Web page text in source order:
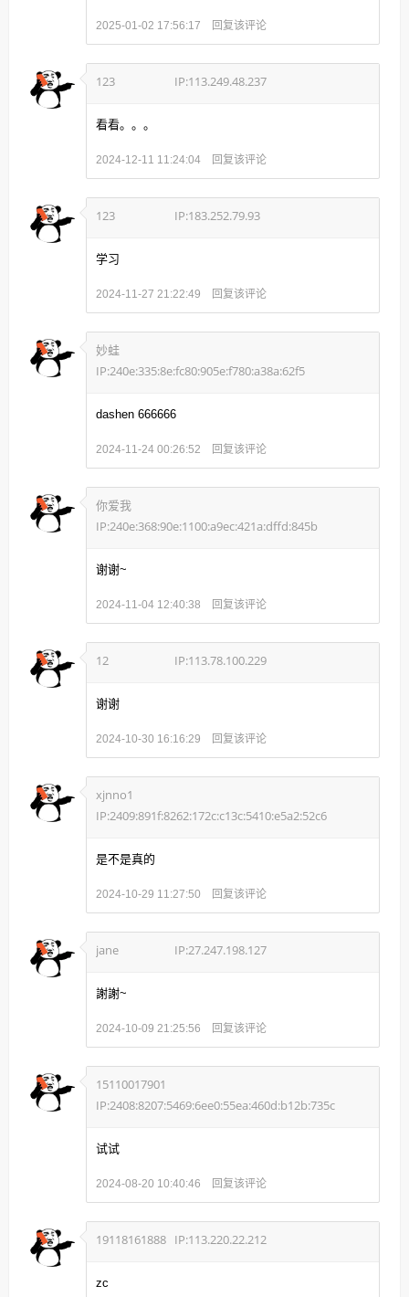
2025-01-02 17:56:17 回复该评论
123 IP:113.249.48.237
看看。。。
2024-12-11 11:24:04 回复该评论
123 IP:183.252.79.93
学习
2024-11-27 21:22:49 回复该评论
妙蛙
IP:240e:335:8e:fc80:905e:f780:a38a:62f5
dashen 666666
2024-11-24 00:26:52 回复该评论
你爱我
IP:240e:368:90e:1100:a9ec:421a:dffd:845b
谢谢~
2024-11-04 12:40:38 回复该评论
12 IP:113.78.100.229
谢谢
2024-10-30 16:16:29 回复该评论
xjnno1
IP:2409:891f:8262:172c:c13c:5410:e5a2:52c6
是不是真的
2024-10-29 11:27:50 回复该评论
jane IP:27.247.198.127
謝謝~
2024-10-09 21:25:56 回复该评论
15110017901
IP:2408:8207:5469:6ee0:55ea:460d:b12b:735c
试试
2024-08-20 10:40:46 回复该评论
19118161888 IP:113.220.22.212
zc